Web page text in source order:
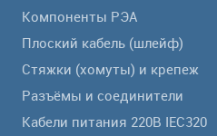
Компоненты РЭА
Плоский кабель (шлейф)
Стяжки (хомуты) и крепеж
Разъёмы и соединители
Кабели питания 220В IEC320